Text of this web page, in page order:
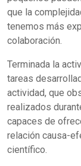
que la
tenemos más
colaboración.
Terminada la
tareas
actividad, que
realizados
capaces de
relación causa-
científico.